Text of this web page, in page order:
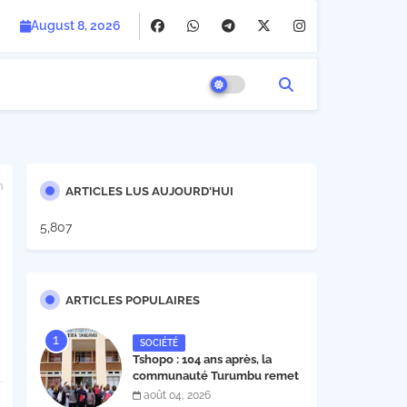
August 8, 2026
ARTICLES LUS AUJOURD'HUI
5,807
ARTICLES POPULAIRES
SOCIÉTÉ
Tshopo : 104 ans après, la
communauté Turumbu remet
enfin son cahier des charges à
août 04, 2026